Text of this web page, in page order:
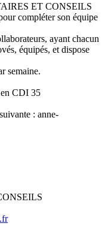
ET CONSEILS
compléter son équipe
ayant chacun
équipés, et dispose
semaine.
en CDI 35
: anne-